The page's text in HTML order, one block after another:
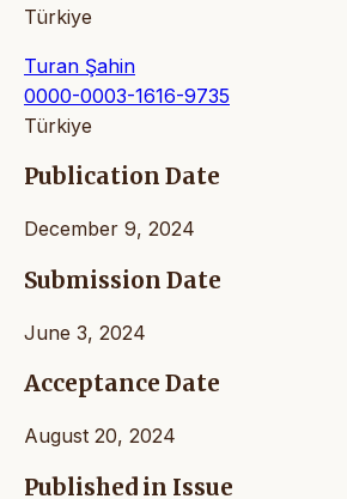
Türkiye
Turan Şahin
0000-0003-1616-9735
Türkiye
Publication Date
December 9, 2024
Submission Date
June 3, 2024
Acceptance Date
August 20, 2024
Published in Issue